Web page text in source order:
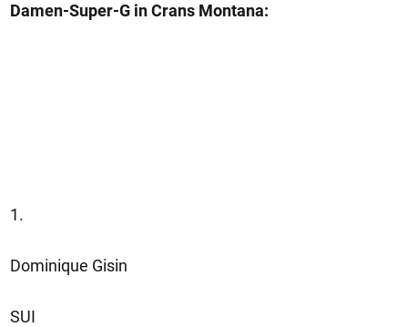
Damen-Super-G in Crans Montana:
1.
Dominique Gisin
SUI